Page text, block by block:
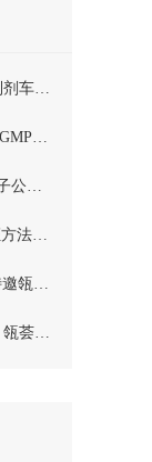
信销瓴荟智库中心专家为中药企业固体制剂车间项目提供精准服务
信销瓴荟智库专家为青松制药提供PIC/S GMP无菌制剂培训
瓴荟智库中心为世界500强药业集团旗下子公司赋能IPD流程管理
制药工艺验证“圣经”来了，国际先进验证方法全解析
GMP药包材附录实施倒计时 | 包材企业特邀瓴荟智库中心专家进行培训
新药上市井喷，医药创新卷出了新高度，瓴荟智库中心专家应邀全球500强药企进行内训